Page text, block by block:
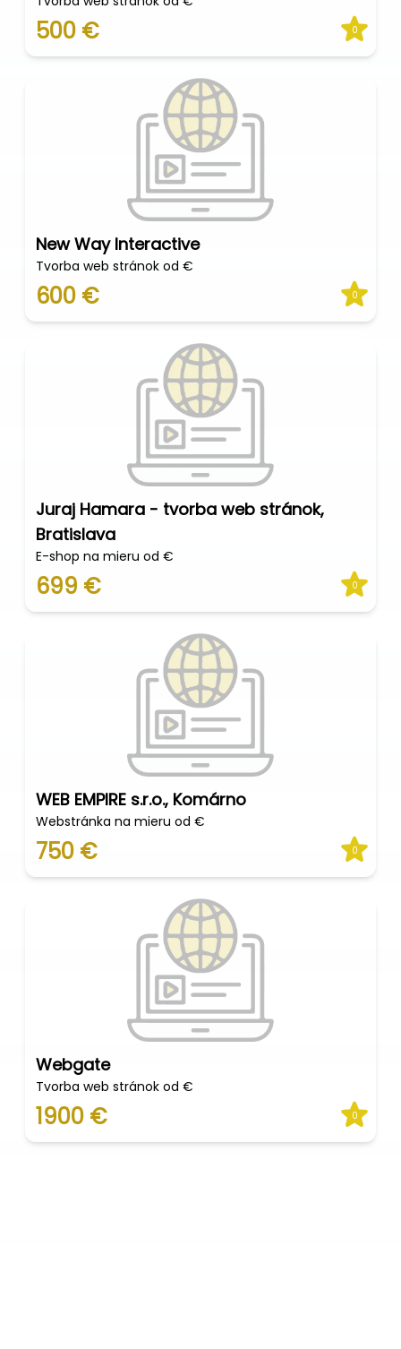
500 € 0
New Way Interactive
Tvorba web stránok od €
600 € 0
Juraj Hamara - tvorba web stránok,
Bratislava
E-shop na mieru od €
699 € 0
WEB EMPIRE s.r.o., Komárno
Webstránka na mieru od €
750 € 0
Webgate
Tvorba web stránok od €
1900 € 0